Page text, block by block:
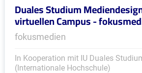
Duales Studium
virtuellen Campus -
fokusmedien
In Kooperation mit IU Duales
(Internationale Hochschule)